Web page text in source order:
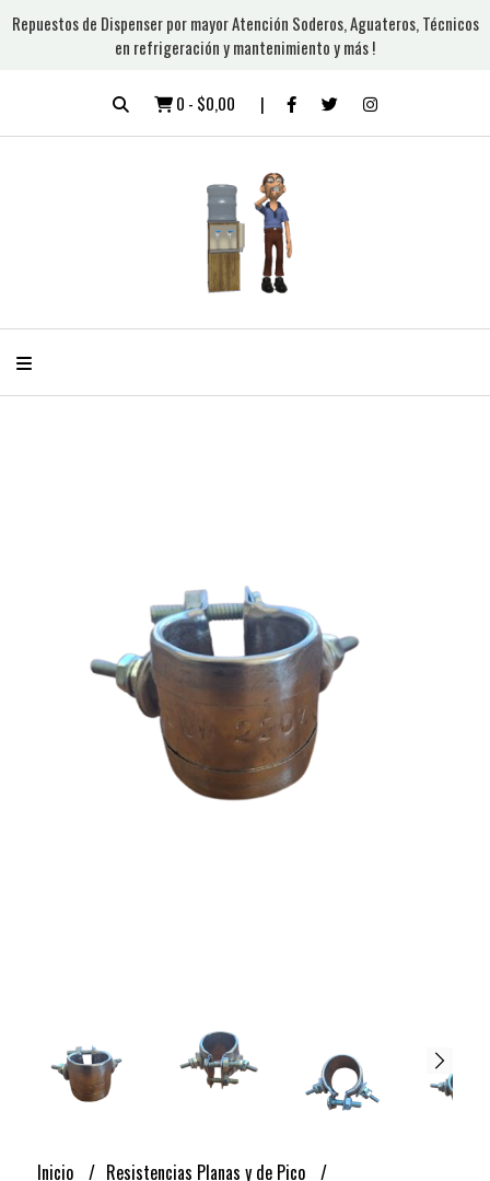
Repuestos de Dispenser por mayor Atención Soderos, Aguateros, Técnicos
en refrigeración y mantenimiento y más !
0 - $0,00
Inicio
Resistencias Planas y de Pico